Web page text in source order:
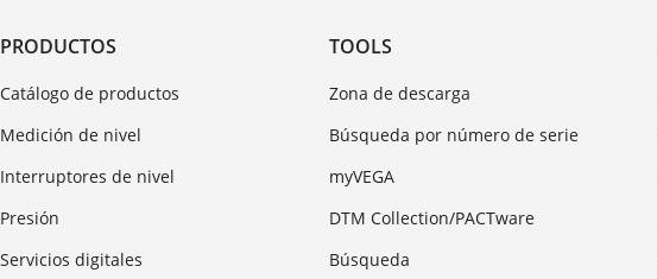
PRODUCTOS
Catálogo de productos
Medición de nivel
Interruptores de nivel
Presión
Servicios digitales
TOOLS
Zona de descarga
Búsqueda por número de serie
myVEGA
DTM Collection/PACTware
Búsqueda